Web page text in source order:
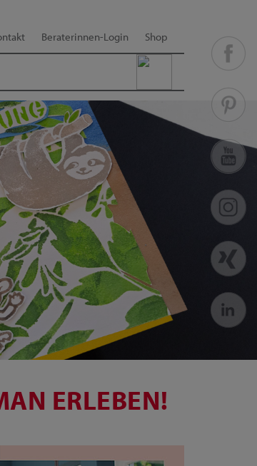
Beraterinnen-Login Shop
ERLEBEN!